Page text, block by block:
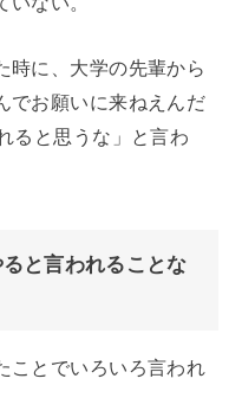
時に、大学の先輩から
でお願いに来ねえんだ
ると思うな」と言わ
と言われることな
ことでいろいろ言われ